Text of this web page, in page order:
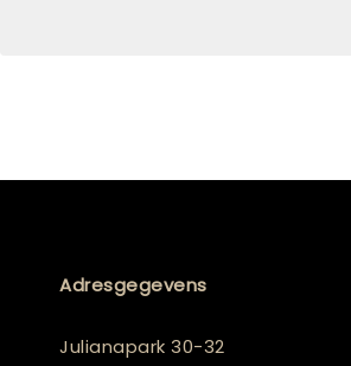
Adresgegevens
Julianapark 30-32